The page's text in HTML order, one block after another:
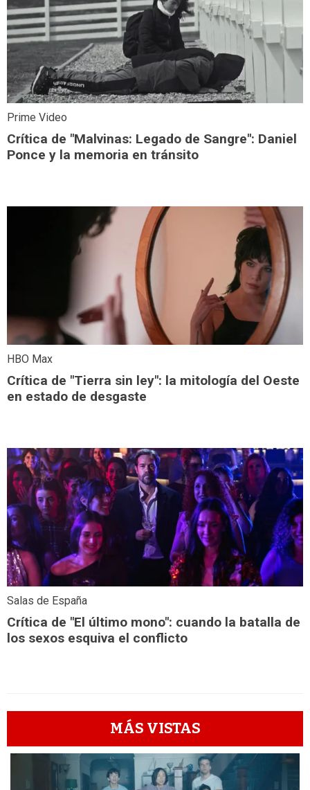
Prime Video
Crítica de "Malvinas: Legado de Sangre": Daniel
Ponce y la memoria en tránsito
HBO Max
Crítica de "Tierra sin ley": la mitología del Oeste
en estado de desgaste
Salas de España
Crítica de "El último mono": cuando la batalla de
los sexos esquiva el conflicto
MÁS VISTAS
1